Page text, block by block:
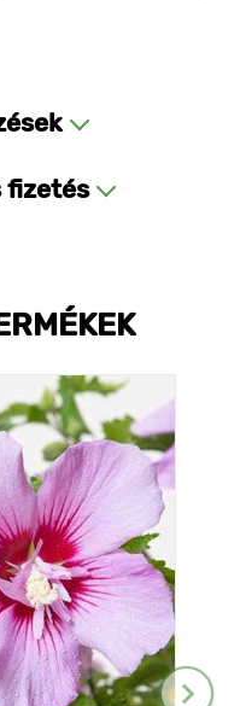
fizetés